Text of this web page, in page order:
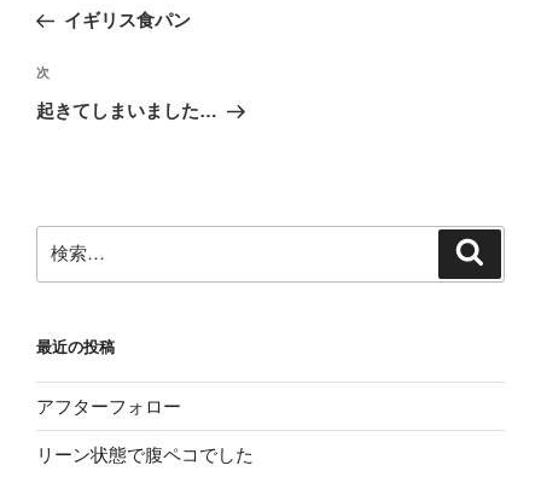
ナ
ビ
ゲ
ン
の
稿
イギリス食パン
次
の
次
起きてしまいました…
索:
最近の投稿
アフターフォロー
リーン状態で腹ペコでした